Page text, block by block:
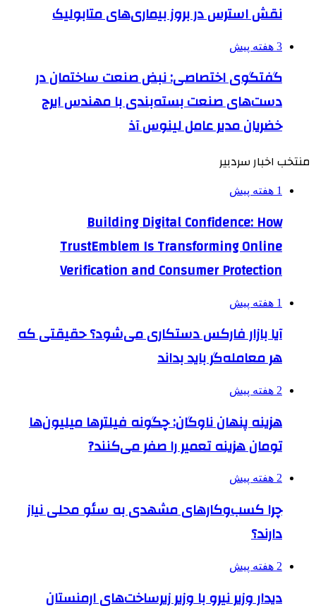
نقش استرس در بروز بیماری‌های متابولیک
3 هفته پیش
گفتگوی اختصاصی: نبض صنعت ساختمان در
دست‌های صنعت بسته‌بندی با مهندس ایرج
خضریان مدیر عامل لینوس آذ
منتخب اخبار سردبیر
1 هفته پیش
Building Digital Confidence: How
TrustEmblem Is Transforming Online
Verification and Consumer Protection
1 هفته پیش
آیا بازار فارکس دستکاری می‌شود؟ حقیقتی که
هر معامله‌گر باید بداند
2 هفته پیش
هزینه پنهان ناوگان: چگونه فیلترها میلیون‌ها
تومان هزینه تعمیر را صفر می‌کنند?
2 هفته پیش
چرا کسب‌وکارهای مشهدی به سئو محلی نیاز
دارند؟
2 هفته پیش
دیدار وزیر نیرو با وزیر زیرساخت‌های ارمنستان